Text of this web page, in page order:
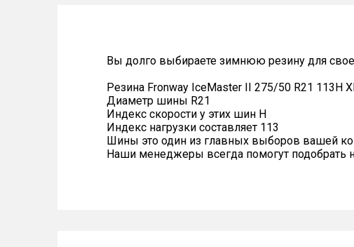
Вы долго выбираете зимнюю резину для
Резина Fronway IceMaster II 275/50 R21 113H
Диаметр шины R21
Индекс скорости у этих шин H
Индекс нагрузки составляет 113
Шины это один из главных выборов вашей
Наши менеджеры всегда помогут подобрать